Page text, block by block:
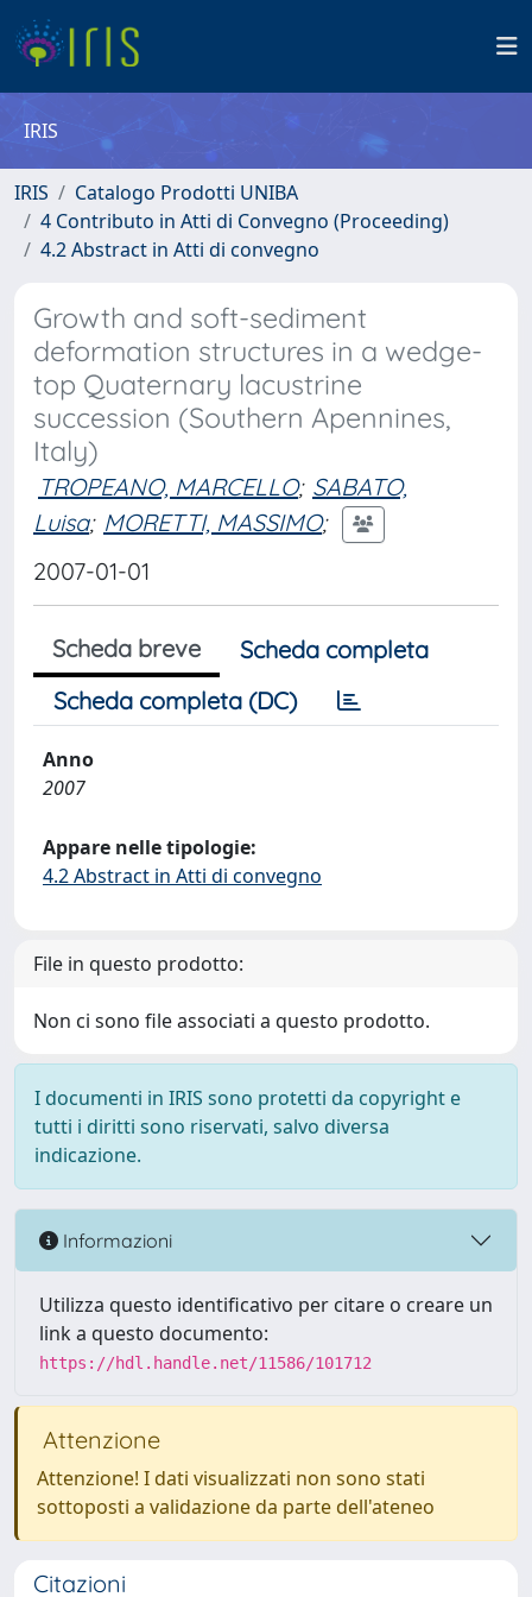
IRIS
IRIS
Catalogo Prodotti UNIBA
4 Contributo in Atti di Convegno (Proceeding)
4.2 Abstract in Atti di convegno
Growth and soft-sediment
deformation structures in a wedge-
top Quaternary lacustrine
succession (Southern Apennines,
Italy)
TROPEANO, MARCELLO; SABATO,
Luisa; MORETTI, MASSIMO;
2007-01-01
Scheda breve
Scheda completa
Scheda completa (DC)
Anno
2007
Appare nelle tipologie:
4.2 Abstract in Atti di convegno
File in questo prodotto:
Non ci sono file associati a questo prodotto.
I documenti in IRIS sono protetti da copyright e
tutti i diritti sono riservati, salvo diversa
indicazione.
Informazioni
Utilizza questo identificativo per citare o creare un
link a questo documento:
https://hdl.handle.net/11586/101712
Attenzione
Attenzione! I dati visualizzati non sono stati
sottoposti a validazione da parte dell'ateneo
Citazioni